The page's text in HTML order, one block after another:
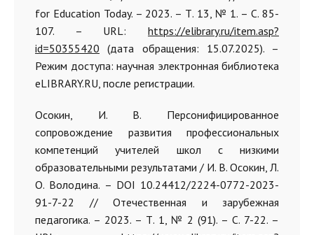
for Education Today. – 2023. – Т. 13, № 1. – С. 85-
107. – URL: https://elibrary.ru/item.asp?
id=50355420 (дата обращения: 15.07.2025). –
Режим доступа: научная электронная библиотека
eLIBRARY.RU, после регистрации.
Осокин, И. В. Персонифицированное
сопровождение развития профессиональных
компетенций учителей школ с низкими
образовательными результатами / И. В. Осокин, Л.
О. Володина. – DOI 10.24412/2224-0772-2023-
91-7-22 // Отечественная и зарубежная
педагогика. – 2023. – Т. 1, № 2 (91). – С. 7-22. –